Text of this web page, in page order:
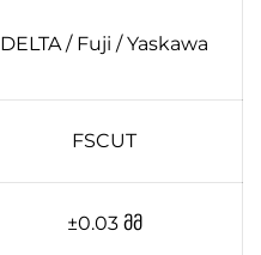
DELTA / Fuji / Yaskawa
FSCUT
±0.03 მმ